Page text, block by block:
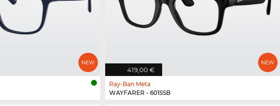
419,00 €
Ray-Ban Meta
WAYFARER - 601SSB